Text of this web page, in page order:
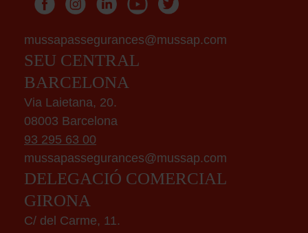
mussapassegurances@mussap.com
SEU CENTRAL
BARCELONA
Via Laietana, 20.
08003 Barcelona
93 295 63 00
mussapassegurances@mussap.com
DELEGACIÓ COMERCIAL
GIRONA
C/ del Carme, 11.